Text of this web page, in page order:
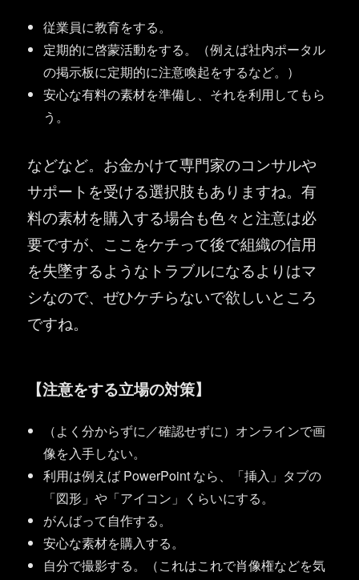
従業員に教育をする。
定期的に啓蒙活動をする。（例えば社内ポータル
の掲示板に定期的に注意喚起をするなど。）
安心な有料の素材を準備し、それを利用してもら
う。
などなど。お金かけて専門家のコンサルや
サポートを受ける選択肢もありますね。有
料の素材を購入する場合も色々と注意は必
要ですが、ここをケチって後で組織の信用
を失墜するようなトラブルになるよりはマ
シなので、ぜひケチらないで欲しいところ
ですね。
【注意をする立場の対策】
（よく分からずに／確認せずに）オンラインで画
像を入手しない。
利用は例えば PowerPoint なら、「挿入」タブの
「図形」や「アイコン」くらいにする。
がんばって自作する。
安心な素材を購入する。
自分で撮影する。（これはこれで肖像権などを気